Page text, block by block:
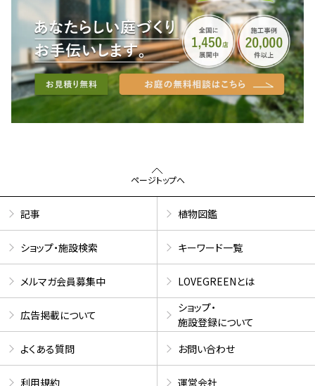
ページトップへ
記事 植物図鑑
ショップ・施設検索 キーワード一覧
メルマガ会員募集中 LOVEGREENとは
広告掲載について
ショップ・
施設登録について
よくある質問
お問い合わせ
利用規約 運営会社